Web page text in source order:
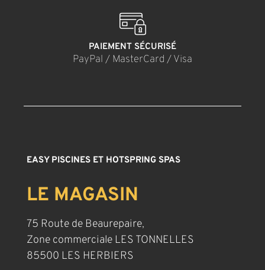
PAIEMENT SÉCURISÉ
PayPal / MasterCard / Visa
EASY PISCINES ET HOTSPRING SPAS
LE MAGASIN
75 Route de Beaurepaire,
Zone commerciale LES TONNELLES
85500 LES HERBIERS